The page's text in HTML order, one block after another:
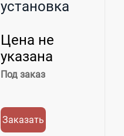
установка
Цена не
указана
Под заказ
Заказать